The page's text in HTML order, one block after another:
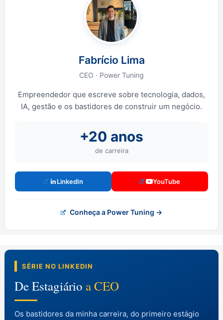
Fabrício Lima
CEO · Power Tuning
Empreendedor que escreve sobre tecnologia, dados,
IA, gestão e os bastidores de construir um negócio.
+20 anos
de carreira
LinkedIn YouTube
Conheça a Power Tuning →
SÉRIE NO LINKEDIN
De Estagiário a CEO
Os bastidores da minha carreira, do primeiro estágio